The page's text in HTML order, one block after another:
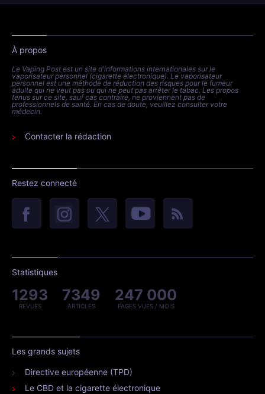
À propos
Le Vaping Post est un site d'informations internationales sur le
vaporisateur personnel (cigarette électronique). Le vaporisateur
personnel est une méthode de réduction des risques pour le fumeur
adulte qui ne veut pas ou qui ne peut pas arrêter le tabac. Les propos
tenus sur ce site, sauf cas contraire, ne proviennent pas de
professionnels de santé. En cas de doute, veuillez consulter votre
médecin.
Contacter la rédaction
Restez connecté
Statistiques
1293
REVUES
7349
ARTICLES
247 000
PAGES VUES / MOIS
Les grands sujets
Directive européenne (TPD)
Le CBD et la cigarette électronique